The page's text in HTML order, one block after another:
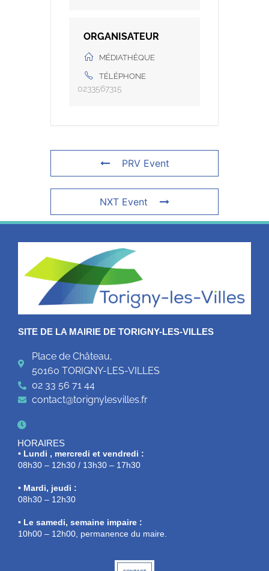
ORGANISATEUR
MÉDIATHÈQUE
TÉLÉPHONE
0233567315
PRV Event
NXT Event
SITE DE LA MAIRIE DE TORIGNY-LES-VILLES
Place de Château,
50160 TORIGNY-LES-VILLES
02 33 56 71 44
contact@torignylesvilles.fr
HORAIRES
• Lundi , mercredi et vendredi :
08h30 – 12h30 / 13h30 – 17h30
• Mardi, jeudi :
08h30 – 12h30
• Le samedi, semaine impaire :
10h00 – 12h00, permanence du maire.